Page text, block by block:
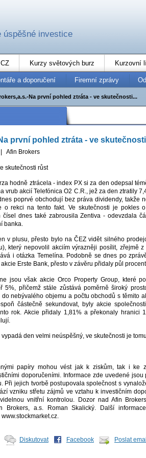
úspěšné investice
Kurzy světových burz Kurzovní
a doporučení Firemní zprávy
Na první pohled ztráta - ve skutečnosti...
první pohled ztráta - ve
Afin Brokers
skutečnosti růst
hodně ztrácela - index PX si za den odepsal
vrub akcií Telefónica O2 C.R., jež za den ztratily
poprvé obchodují bez práva dividendy, takže
o rekci na tento fakt. Ve skutečnosti je pokles
čísel dnes také zabrousila Zentiva - odevzdala
banka.
v plusu, přesto bylo na ČEZ vidět silného
který nepovolil akciím výrazněji posílit, zřejmě
i otázka Temelína. Podobně se dnes po
Erste Bank, přesto v závěru přidaly půl
jsou však akcie Orco Property Group, které
5%, přičemž stále zůstává poměrně široký
nebývalého objemu a počtu obchodů s těmito
částečně sekundovat, byly akcie
rok. Akcie přidaly 1,81% a překonaly hranici
den velmi neúspěšný, ve skutečnosti je
papíry mohou vést jak k ziskům, tak i ke
doporučeními. Informace zde uvedené
Při jejich tvorbě postupovala společnost s
vzniku střetu zájmů ve vztahu k investičním
vnitřní kontrolou. Dozor nad Afin
Brokers, a.s. Roman Skalický. Další
Diskutovat Facebook Poslat